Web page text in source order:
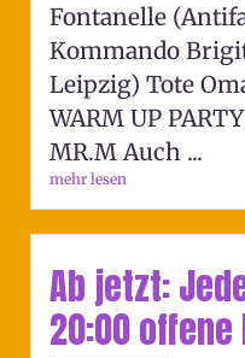
Fontanelle
Kommando
Leipzig) Tote
WARM UP
MR.M Auch ...
mehr lesen
Ab jetzt:
20:00 offene